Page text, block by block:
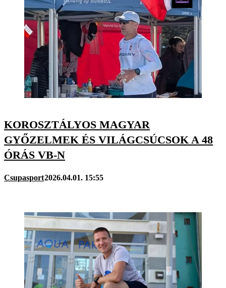
KOROSZTÁLYOS MAGYAR
GYŐZELMEK ÉS VILÁGCSÚCSOK A 48
ÓRÁS VB-N
Csupasport2026.04.01. 15:55